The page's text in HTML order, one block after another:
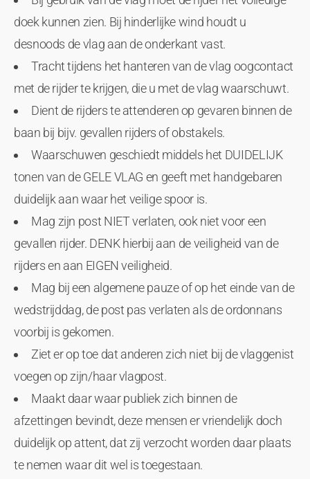
doek kunnen zien. Bij hinderlijke wind houdt u
desnoods de vlag aan de onderkant vast.
Tracht tijdens het hanteren van de vlag oogcontact
met de rijder te krijgen, die u met de vlag waarschuwt.
Dient de rijders te attenderen op gevaren binnen de
baan bij bijv. gevallen rijders of obstakels.
Waarschuwen geschiedt middels het DUIDELIJK
tonen van de GELE VLAG en geeft met handgebaren
duidelijk aan waar het veilige spoor is.
Mag zijn post NIET verlaten, ook niet voor een
gevallen rijder. DENK hierbij aan de veiligheid van de
rijders en aan EIGEN veiligheid.
Mag bij een algemene pauze of op het einde van de
wedstrijddag, de post pas verlaten als de ordonnans
voorbij is gekomen.
Ziet er op toe dat anderen zich niet bij de vlaggenist
voegen op zijn/haar vlagpost.
Maakt daar waar publiek zich binnen de
afzettingen bevindt, deze mensen er vriendelijk doch
duidelijk op attent, dat zij verzocht worden daar plaats
te nemen waar dit wel is toegestaan.